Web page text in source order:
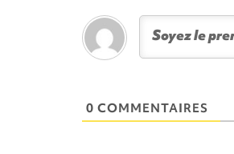
0 COMMENTAIRES